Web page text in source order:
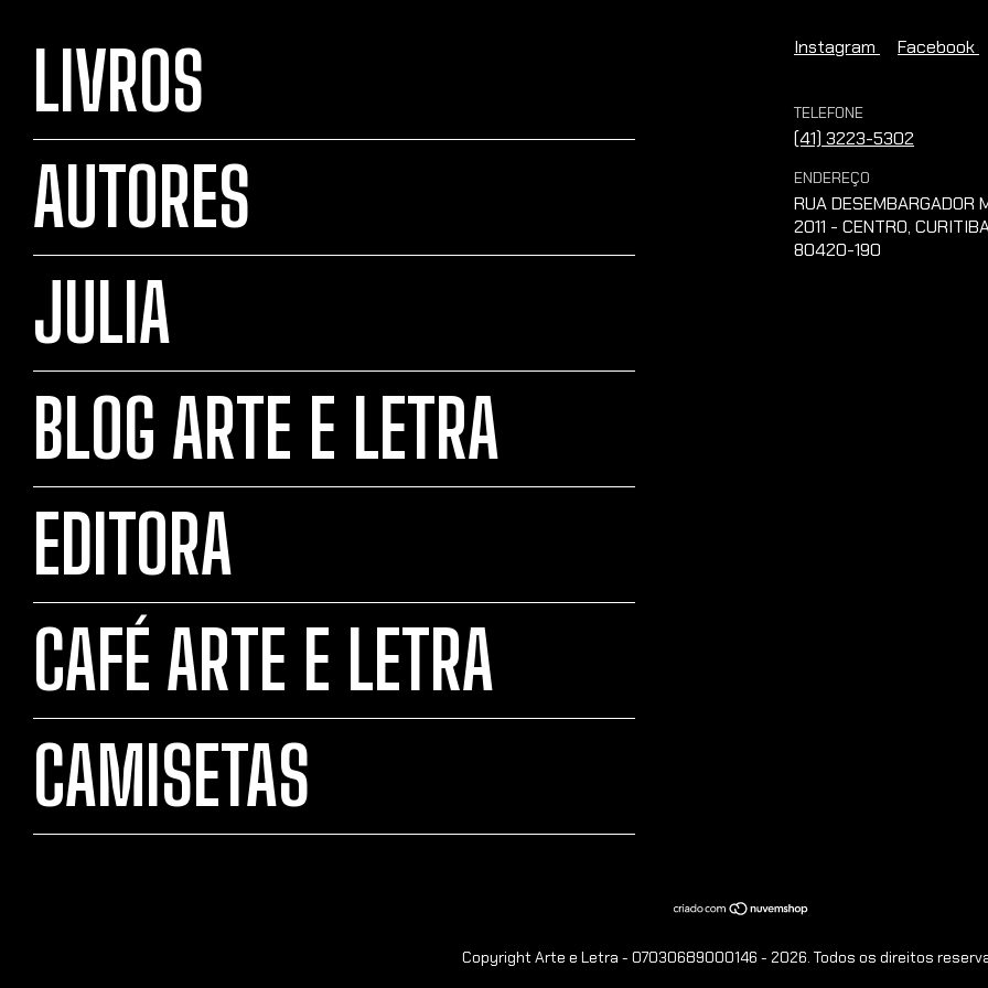
LIVROS
AUTORES
JULIA
BLOG ARTE E LETRA
EDITORA
CAFÉ ARTE E LETRA
CAMISETAS
Instagram Facebook
TELEFONE
(41) 3223-5302
ENDEREÇO
RUA DESEMBARGADOR
2011 - CENTRO,
80420-190
Copyright Arte e Letra - 07030689000146 - 2026. Todos os direitos